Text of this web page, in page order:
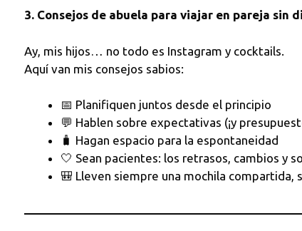
3. Consejos de abuela para viajar en pareja sin
Ay, mis hijos… no todo es Instagram y cocktails.
Aquí van mis consejos sabios:
📅 Planifiquen juntos desde el principio
💬 Hablen sobre expectativas (¡y
🧳 Hagan espacio para la espontaneidad
🤍 Sean pacientes: los retrasos, cambios y
🎒 Lleven siempre una mochila compartida,